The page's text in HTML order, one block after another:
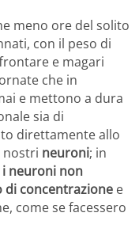
meno ore del solito
con il peso di
e magari
che in
e mettono a dura
sia di
direttamente allo
nostri neuroni; in
neuroni non
di concentrazione e
come se facessero